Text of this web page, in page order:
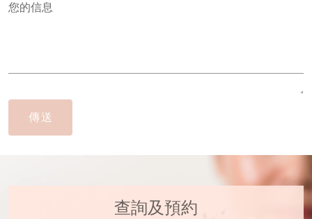
您的信息
傳送
查詢及預約